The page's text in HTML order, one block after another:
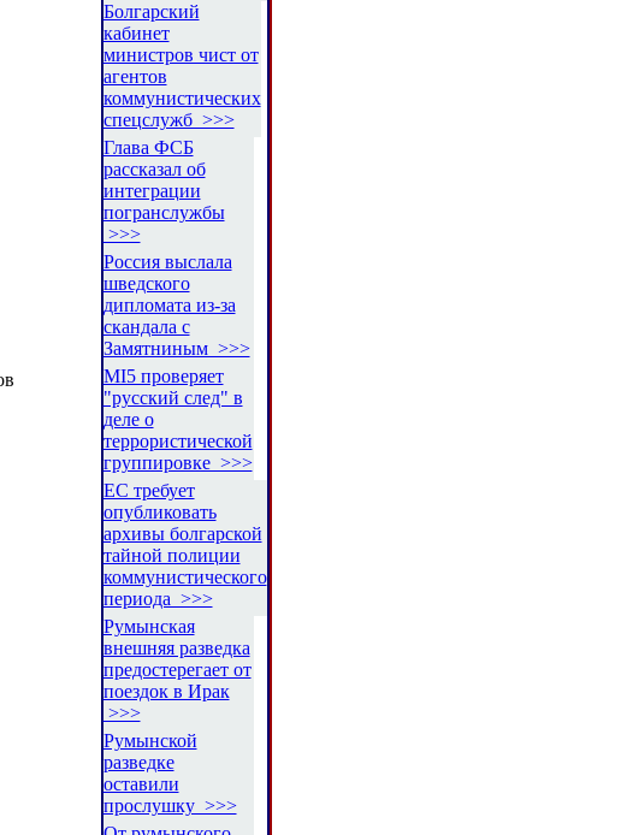
Болгарский
кабинет
министров чист от
агентов
коммунистических
спецслужб >>>
Глава ФСБ
рассказал об
интеграции
погранслужбы
>>>
Россия выслала
шведского
дипломата из-за
скандала с
Замятниным >>>
MI5 проверяет
"русский след" в
деле о
террористической
группировке >>>
ЕС требует
опубликовать
архивы болгарской
тайной полиции
коммунистического
периода >>>
Румынская
внешняя разведка
предостерегает от
поездок в Ирак
>>>
Румынской
разведке
оставили
прослушку >>>